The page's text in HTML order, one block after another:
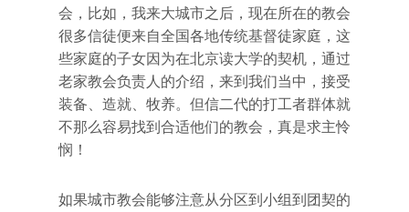
会，比如，我来大城市之后，现在所在的教会
很多信徒便来自全国各地传统基督徒家庭，这
些家庭的子女因为在北京读大学的契机，通过
老家教会负责人的介绍，来到我们当中，接受
装备、造就、牧养。但信二代的打工者群体就
不那么容易找到合适他们的教会，真是求主怜
悯！
如果城市教会能够注意从分区到小组到团契的